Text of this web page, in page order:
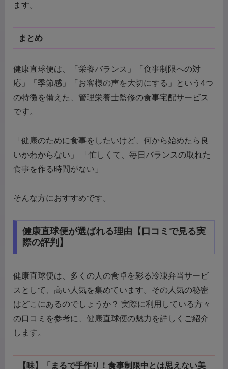
ます。
まとめ
健康直球便は、「栄養バランス」「食事制限への対
応」「季節感」「お客様の声を大切にする」という4つ
の特徴を備えた、管理栄養士監修の食事宅配サービス
です。
「健康のために食事をしたいけど、何から始めたら良
いかわからない」 「忙しくて、毎日バランスの取れた
食事を作る時間がない」
そんな方におすすめです。
健康直球便が選ばれる理由【口コミで見る実
際の評判】
健康直球便は、多くの人の食卓を彩る冷凍弁当サービ
スとして、高い人気を集めています。その人気の秘密
はどこにあるのでしょうか？ 実際に利用している方々
の口コミを参考に、健康直球便の魅力を詳しくご紹介
します。
【味】「まるで手作り！食事制限中とは思えない美